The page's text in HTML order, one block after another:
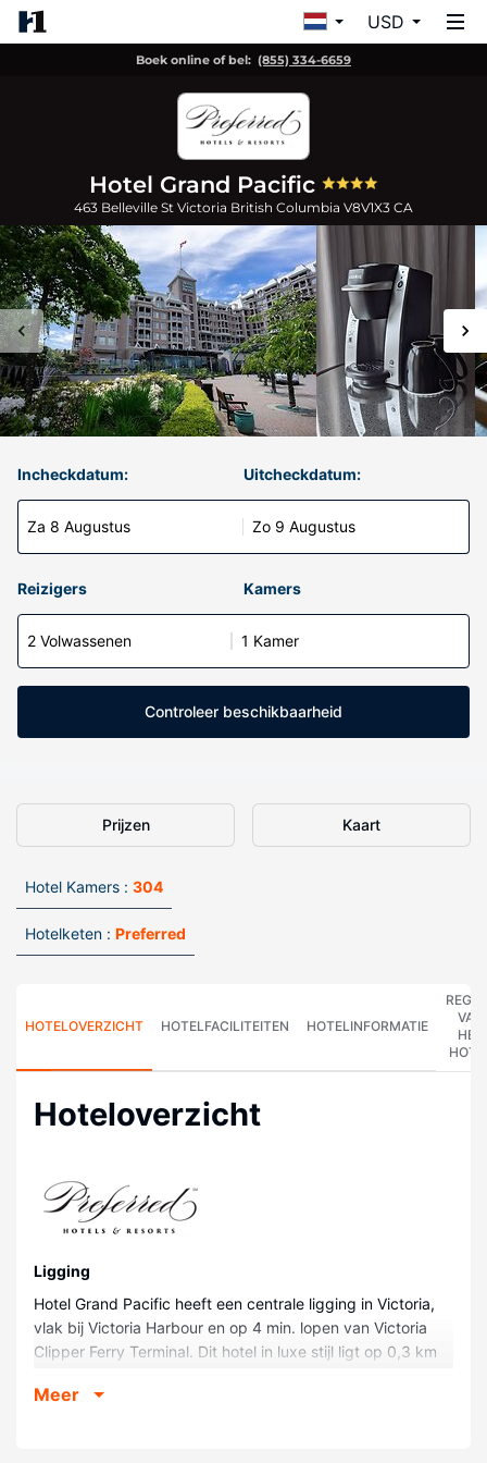
USD
Boek online of bel: (855) 334-6659
Hotel Grand Pacific
463 Belleville St Victoria British Columbia V8V1X3 CA
Incheckdatum:
Za 8 Augustus
Uitcheckdatum:
Zo 9 Augustus
Reizigers Kamers
2 Volwassenen 1 Kamer
Controleer beschikbaarheid
Prijzen Kaart
Hotel Kamers : 304
Hotelketen : Preferred
HOTELOVERZICHT HOTELFACILITEITEN HOTELINFORMATIE
VAN
HET
Hoteloverzicht
Ligging
Hotel Grand Pacific heeft een centrale ligging in Victoria,
vlak bij Victoria Harbour en op 4 min. lopen van Victoria
Clipper Ferry Terminal. Dit hotel in luxe stijl ligt op 0,3 km
Wharf Marina.
Meer